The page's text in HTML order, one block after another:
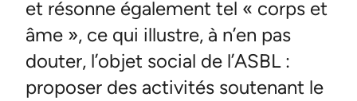
et résonne également tel « corps et
âme », ce qui illustre, à n’en pas
douter, l’objet social de l’ASBL :
proposer des activités soutenant le